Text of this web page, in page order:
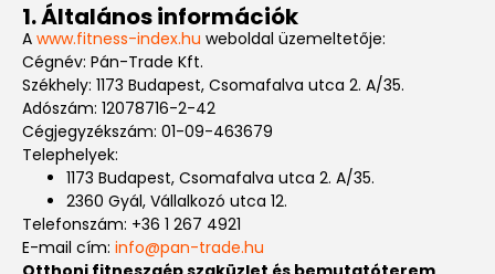
1. Általános információk
A www.fitness-index.hu weboldal üzemeltetője:
Cégnév: Pán-Trade Kft.
Székhely: 1173 Budapest, Csomafalva utca 2. A/35.
Adószám: 12078716-2-42
Cégjegyzékszám: 01-09-463679
Telephelyek:
1173 Budapest, Csomafalva utca 2. A/35.
2360 Gyál, Vállalkozó utca 12.
Telefonszám: +36 1 267 4921
E-mail cím: info@pan-trade.hu